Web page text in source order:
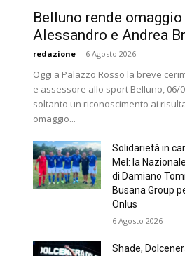
Belluno rende
Alessandro e Andrea
redazione - 6 Agosto 2026
Oggi a Palazzo Rosso la breve
e assessore allo sport Belluno, 06/
soltanto un riconoscimento ai
omaggio...
Solidarietà in
Mel: la
di Damiano
Busana Group
Onlus
6 Agosto 2026
Shade,